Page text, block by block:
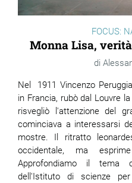
FOCUS:
Monna Lisa,
Nel 1911 Vincenzo
in Francia, rubò dal Louvre
risvegliò l'attenzione del
cominciava a interessarsi
mostre. Il ritratto
occidentale, ma
Approfondiamo il tema
dell'Istituto di scienze